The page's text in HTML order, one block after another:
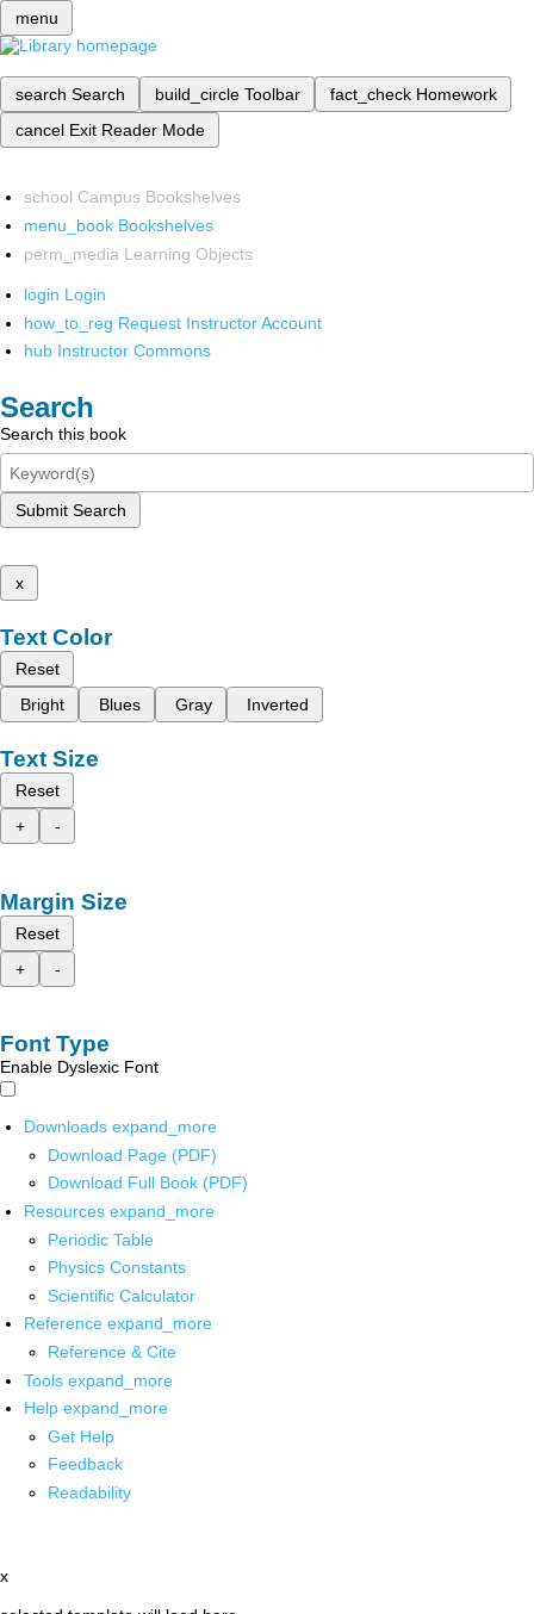
menu
search Search build_circle Toolbar fact_check Homework
cancel Exit Reader Mode
school Campus Bookshelves
menu_book Bookshelves
perm_media Learning Objects
login Login
how_to_reg Request Instructor Account
hub Instructor Commons
Search
Search this book
Submit Search
x
Text Color
Reset
Bright
Blues Gray Inverted
Text Size
Reset
+
-
Margin Size
Reset
+
-
Font Type
Enable Dyslexic Font
Downloads expand_more
Download Page (PDF)
Download Full Book (PDF)
Resources expand_more
Periodic Table
Physics Constants
Scientific Calculator
Reference expand_more
Reference & Cite
Tools expand_more
Help expand_more
Get Help
Feedback
Readability
x